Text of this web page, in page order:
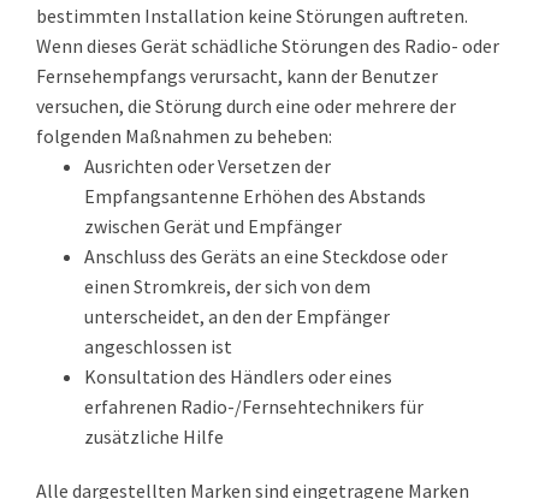
bestimmten Installation keine Störungen auftreten.
Wenn dieses Gerät schädliche Störungen des Radio- oder
Fernsehempfangs verursacht, kann der Benutzer
versuchen, die Störung durch eine oder mehrere der
folgenden Maßnahmen zu beheben:
Ausrichten oder Versetzen der
Empfangsantenne Erhöhen des Abstands
zwischen Gerät und Empfänger
Anschluss des Geräts an eine Steckdose oder
einen Stromkreis, der sich von dem
unterscheidet, an den der Empfänger
angeschlossen ist
Konsultation des Händlers oder eines
erfahrenen Radio-/Fernsehtechnikers für
zusätzliche Hilfe
Alle dargestellten Marken sind eingetragene Marken